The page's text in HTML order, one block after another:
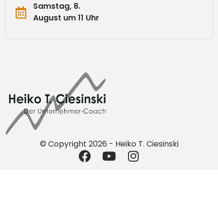
Samstag, 8.
August um 11 Uhr
© Copyright 2026 - Heiko T. Ciesinski